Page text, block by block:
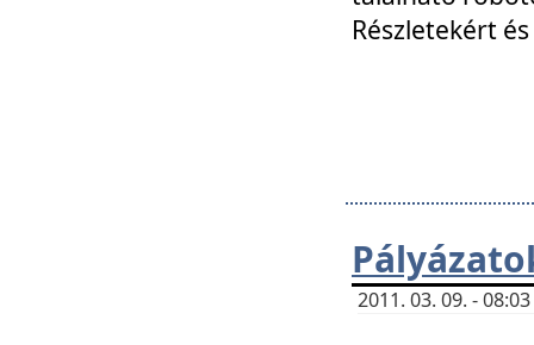
Részletekért
2011. 03. 09. -